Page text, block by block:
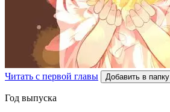
Читать с первой главы Добавить в папку
Год выпуска